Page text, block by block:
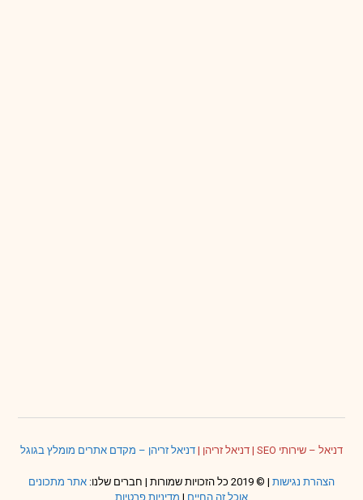
דניאל – שירותי SEO | דניאל זריהן | דניאל זריהן – מקדם אתרים מומלץ בגוגל
הצהרת נגישות | © 2019 כל הזכויות שמורות | חברים שלנו:
אתר מתכונים
אוכל זה החיים | מדיניות פרטיות